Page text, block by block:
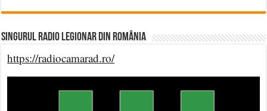
Singurul Radio Legionar din România
https://radiocamarad.ro/